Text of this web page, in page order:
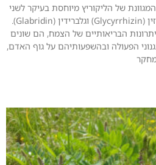
של הליקוריץ מיוחסת בעיקר לשני
מרכיבים כימיים עיקריים: גליצריזין (Glycyrrhizin) וגלברידין (Glabridin).
הבריאותיים של הצמח, הם שונים
הפעולה ובהשפעותיהם על גוף האדם,
מחקר